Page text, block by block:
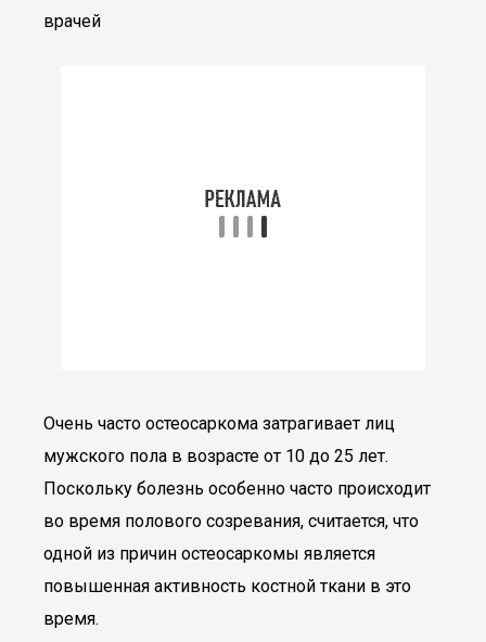
врачей
Очень часто остеосаркома затрагивает лиц
мужского пола в возрасте от 10 до 25 лет.
Поскольку болезнь особенно часто происходит
во время полового созревания, считается, что
одной из причин остеосаркомы является
повышенная активность костной ткани в это
время.